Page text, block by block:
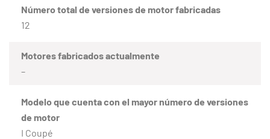
Número total de versiones de motor fabricadas
12
Motores fabricados actualmente
–
Modelo que cuenta con el mayor número de versiones
de motor
I Coupé